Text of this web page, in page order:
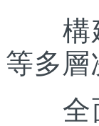
構建
等多層
全面